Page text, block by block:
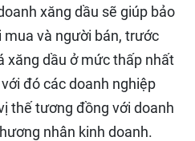
xăng dầu sẽ giúp bảo
và người bán, trước
xăng dầu ở mức thấp nhất
đó các doanh nghiệp
thế tương đồng với doanh
nhân kinh doanh.